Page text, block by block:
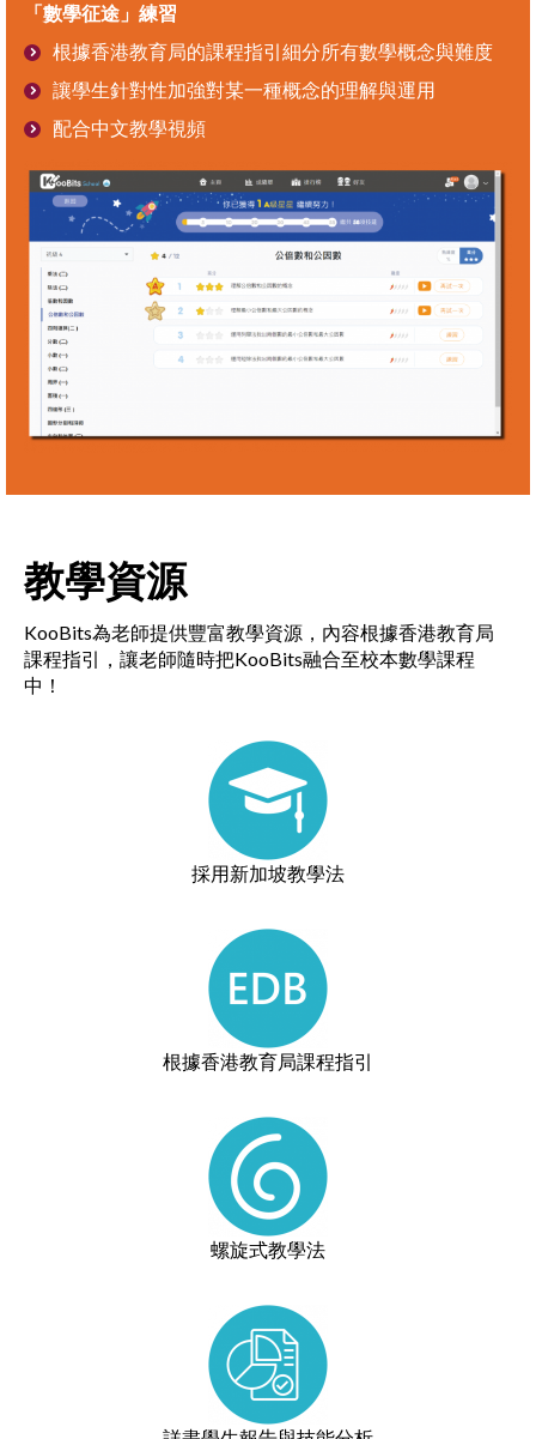
「數學征途」練習
根據香港教育局的課程指引細分所有數學概念與難度
讓學生針對性加強對某一種概念的理解與運用
配合中文教學視頻
教學資源
KooBits為老師提供豐富教學資源，內容根據香港教育局
課程指引，讓老師隨時把KooBits融合至校本數學課程
中！
採用新加坡教學法
根據香港教育局課程指引
螺旋式教學法